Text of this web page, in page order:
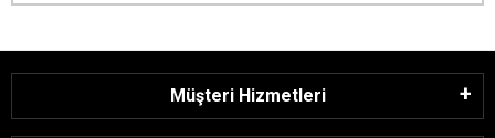
Müşteri Hizmetleri